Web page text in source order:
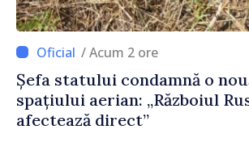
/ Acum 2 ore
Șefa statului condamnă o
spațiului aerian: „Războiul
afectează direct”